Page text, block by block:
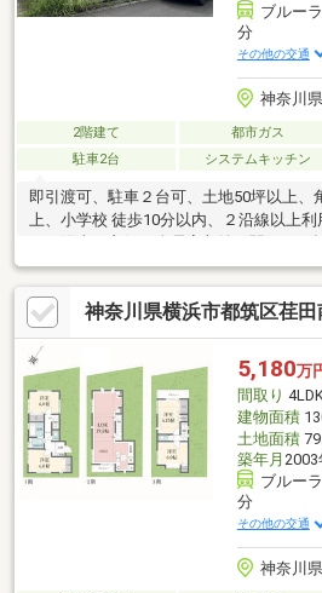
ブルー
分
その他の交通
神奈川
2階建て 都市ガス
駐車2台
システムキッチン
即引渡可、駐車２台可、土地50坪以上、
上、小学校 徒歩10分以内、２沿線以上
ン、陽当り良好、全居室収納、駅まで平
室、整形地、シャワー付洗面化粧台、対
ルコニー、トイレ２ヶ所、浴室１坪以上
ー、全室南向き、オートバス、温水洗浄
吹抜け、ＴＶモニタ付インターホン、通
上、都市ガス、床暖房、区画整理地内、
整備された歩道、浄水器
神奈川県横浜市都筑区荏
5,180万
間取り
建物面積
土地面積
築年月
ブルー
分
その他の交通
神奈川